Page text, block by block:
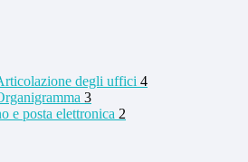
degli uffici 4
3
e posta elettronica 2